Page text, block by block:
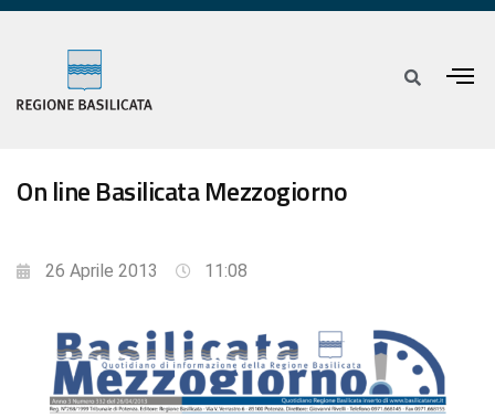
On line Basilicata Mezzogiorno
26 Aprile 2013 11:08